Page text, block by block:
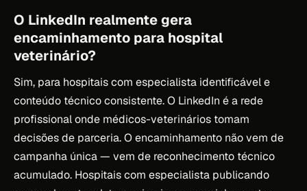
O LinkedIn realmente gera
encaminhamento para hospital
veterinário?
Sim, para hospitais com especialista identificável e
conteúdo técnico consistente. O LinkedIn é a rede
profissional onde médicos-veterinários tomam
decisões de parceria. O encaminhamento não vem de
campanha única — vem de reconhecimento técnico
acumulado. Hospitais com especialista publicando